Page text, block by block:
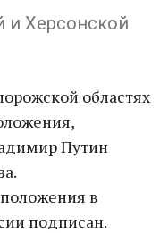
Херсонской
областях
Путин
в
подписан.